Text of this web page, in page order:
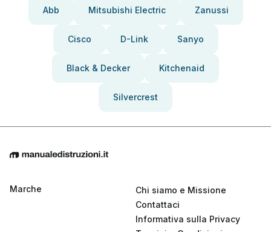
Abb Mitsubishi Electric Zanussi
Cisco D-Link Sanyo
Black & Decker Kitchenaid
Silvercrest
Marche
Chi siamo e Missione
Contattaci
Informativa sulla Privacy